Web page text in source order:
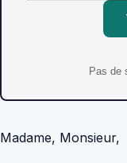
Pas de
Madame, Monsieur,